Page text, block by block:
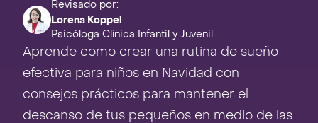
Revisado por:
Lorena Koppel
Psicóloga Clínica Infantil y Juvenil
Aprende como crear una rutina de sueño
efectiva para niños en Navidad con
consejos prácticos para mantener el
descanso de tus pequeños en medio de las